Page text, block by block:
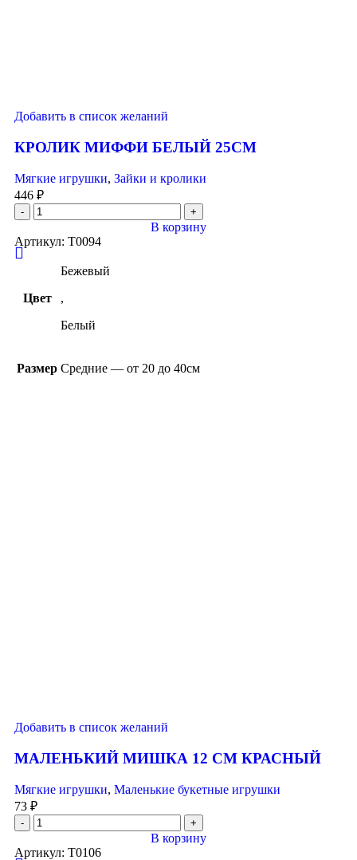
Добавить в список желаний
КРОЛИК МИФФИ БЕЛЫЙ 25СМ
Мягкие игрушки, Зайки и кролики
446 ₽
В корзину
Артикул: T0094
Цвет
Бежевый
,
Белый
Размер Средние — от 20 до 40см
Добавить в список желаний
МАЛЕНЬКИЙ МИШКА 12 СМ КРАСНЫЙ
Мягкие игрушки, Маленькие букетные игрушки
73 ₽
В корзину
Артикул: T0106